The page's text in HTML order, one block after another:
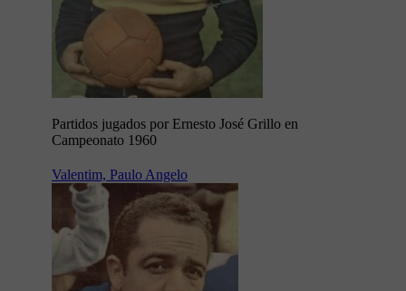
Partidos jugados por Ernesto José Grillo en
Campeonato 1960
Valentim, Paulo Angelo